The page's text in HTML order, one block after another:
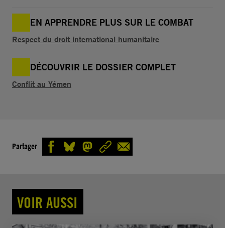
EN APPRENDRE PLUS SUR LE COMBAT
Respect du droit international humanitaire
DÉCOUVRIR LE DOSSIER COMPLET
Conflit au Yémen
Partager
VOIR AUSSI